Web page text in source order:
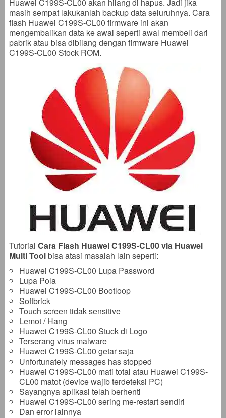
masih sempat lakukanlah backup data seluruhnya. Cara
flash Huawei C199S-CL00 firmware ini akan
mengembalikan data ke awal seperti awal membeli dari
pabrik atau bisa dibilang dengan firmware Huawei
C199S-CL00 Stock ROM.
Tutorial Cara Flash Huawei C199S-CL00 via Huawei
Multi Toolbisa atasi masalah lain seperti:
Huawei C199S-CL00 Lupa Password
Lupa Pola
Huawei C199S-CL00 Bootloop
Softbrick
Touch screen tidak sensitive
Lemot / Hang
Huawei C199S-CL00 Stuck di Logo
Terserang virus malware
Huawei C199S-CL00 getar saja
Unfortunately messages has stopped
Huawei C199S-CL00 mati total atau Huawei C199S-
CL00 matot (device wajib terdeteksi PC)
Sayangnya aplikasi telah berhenti
Huawei C199S-CL00 sering me-restart sendiri
Dan error lainnya